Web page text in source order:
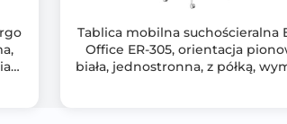
Tablica mobilna suchościeralna
Office ER-305, orientacja
biała, jednostronna, z półką,